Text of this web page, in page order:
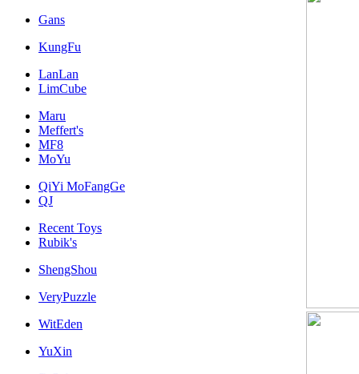
Gans
KungFu
LanLan
LimCube
Maru
Meffert's
MF8
MoYu
QiYi MoFangGe
QJ
Recent Toys
Rubik's
ShengShou
VeryPuzzle
WitEden
YuXin